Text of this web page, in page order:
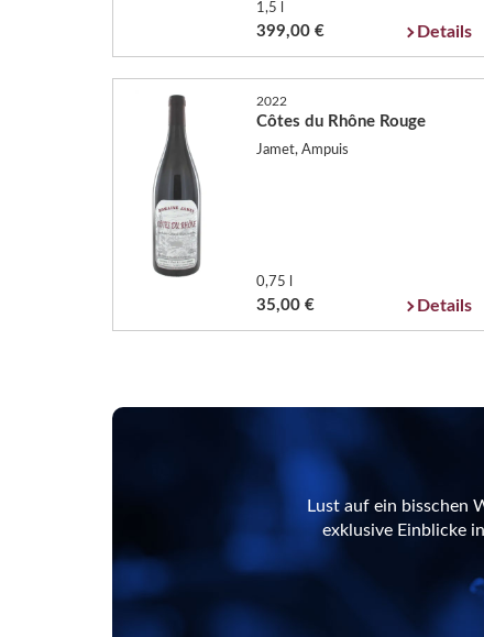
1,5 l
399,00 € Details
2022
Côtes du Rhône Rouge
Jamet, Ampuis
0,75 l
35,00 € Details
Lust auf ein bisschen
exklusive Einblicke